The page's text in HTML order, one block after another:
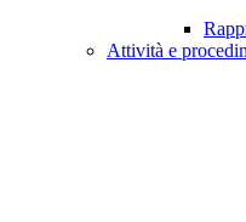
Attività e